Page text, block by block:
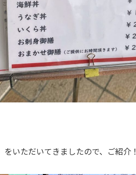
いただいてきましたので、ご紹介！